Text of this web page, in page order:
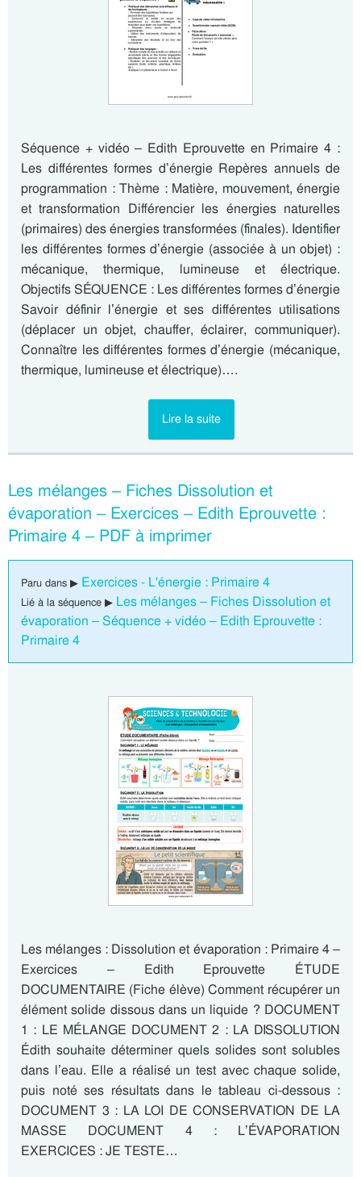
Séquence + vidéo – Edith Eprouvette en Primaire 4 :
Les différentes formes d’énergie Repères annuels de
programmation : Thème : Matière, mouvement, énergie
et transformation Différencier les énergies naturelles
(primaires) des énergies transformées (finales). Identifier
les différentes formes d’énergie (associée à un objet) :
mécanique, thermique, lumineuse et électrique.
Objectifs SÉQUENCE : Les différentes formes d’énergie
Savoir définir l’énergie et ses différentes utilisations
(déplacer un objet, chauffer, éclairer, communiquer).
Connaître les différentes formes d’énergie (mécanique,
thermique, lumineuse et électrique)….
Lire la suite
Les mélanges – Fiches Dissolution et
évaporation – Exercices – Edith Eprouvette :
Primaire 4 – PDF à imprimer
Paru dans ▶ Exercices - L'énergie : Primaire 4
Lié à la séquence ▶ Les mélanges – Fiches Dissolution et
évaporation – Séquence + vidéo – Edith Eprouvette :
Primaire 4
Les mélanges : Dissolution et évaporation : Primaire 4 –
Exercices – Edith Eprouvette ÉTUDE
DOCUMENTAIRE (Fiche élève) Comment récupérer un
élément solide dissous dans un liquide ? DOCUMENT
1 : LE MÉLANGE DOCUMENT 2 : LA DISSOLUTION
Édith souhaite déterminer quels solides sont solubles
dans l’eau. Elle a réalisé un test avec chaque solide,
puis noté ses résultats dans le tableau ci-dessous :
DOCUMENT 3 : LA LOI DE CONSERVATION DE LA
MASSE DOCUMENT 4 : L’ÉVAPORATION
EXERCICES : JE TESTE…